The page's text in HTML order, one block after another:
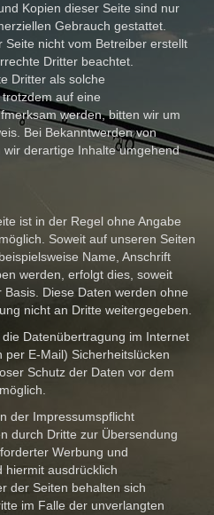
Kopien dieser Seite sind nur
Gebrauch gestattet.
Seite nicht vom Betreiber erstellt
Dritter beachtet.
Dritter als solche
auf eine
werden, bitten wir um
Bei Bekanntwerden von
derartige Inhalte umgehend
ist in der Regel ohne Angabe
Soweit auf unseren Seiten
Name, Anschrift
werden, erfolgt dies, soweit
Diese Daten werden ohne
nicht an Dritte weitergegeben.
Datenübertragung im Internet
E-Mail) Sicherheitslücken
Schutz der Daten vor dem
der Impressumspflicht
durch Dritte zur Übersendung
Werbung und
hiermit ausdrücklich
der Seiten behalten sich
im Falle der unverlangten